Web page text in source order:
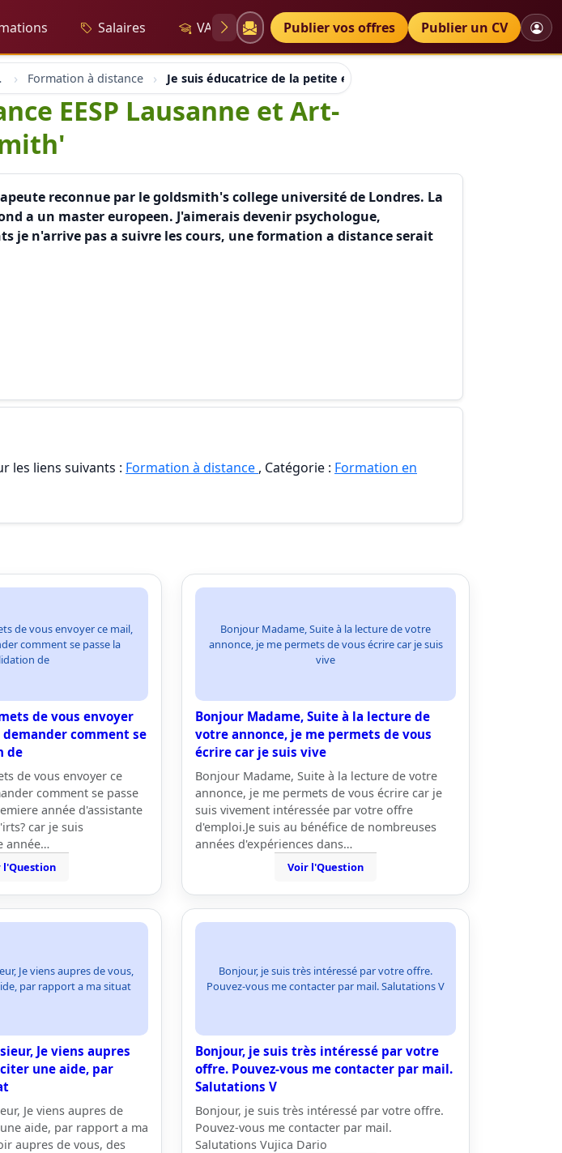
Salaires VAE Diplômes Petites annonces
Publier vos offres Publier un CV
Formation à distance Je suis éducatrice de la petite enfance EESP Lausanne et Art-
EESP Lausanne et Art-
reconnue par le goldsmith's college université de Londres. La
a un master europeen. J'aimerais devenir psychologue,
je n'arrive pas a suivre les cours, une formation a distance serait
les liens suivants : Formation à distance , Catégorie : Formation en
de vous envoyer ce mail,
comment se passe la
de
de vous envoyer
comment se
de
de vous envoyer ce
comment se passe
année d'assistante
car je suis
année…
l'Question
Bonjour Madame, Suite à la lecture de votre
annonce, je me permets de vous écrire car je suis
vive
Bonjour Madame, Suite à la lecture de
votre annonce, je me permets de vous
écrire car je suis vive
Bonjour Madame, Suite à la lecture de votre
annonce, je me permets de vous écrire car je
suis vivement intéressée par votre offre
d'emploi.Je suis au bénéfice de nombreuses
années d'expériences dans…
Voir l'Question
Je viens aupres de vous,
par rapport a ma situat
Je viens aupres
une aide, par
Je viens aupres de
aide, par rapport a ma
aupres de vous, des
Bonjour, je suis très intéressé par votre offre.
Pouvez-vous me contacter par mail. Salutations V
Bonjour, je suis très intéressé par votre
offre. Pouvez-vous me contacter par mail.
Salutations V
Bonjour, je suis très intéressé par votre offre.
Pouvez-vous me contacter par mail.
Salutations Vujica Dario